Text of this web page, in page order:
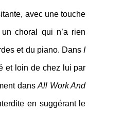
avec une touche
choral qui n’a rien
et du piano. DansI
et loin de chez lui par
dansAll Work And
en suggérant le